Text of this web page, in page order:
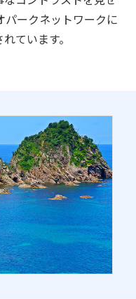
パークネットワークに
ています。